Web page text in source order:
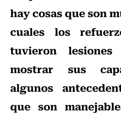
hay cosas que son
cuales los
tuvieron
mostrar sus
algunos
que son